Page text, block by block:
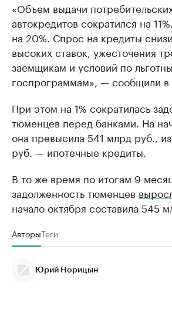
«Объем выдачи
автокредитов сократился на
на 20%. Спрос на кредиты
высоких ставок, ужесточения
заемщикам и условий по
госпрограммам», — сообщили в
При этом на 1% сократилась
тюменцев перед банками. На
она превысила 541 млрд руб.,
руб. — ипотечные кредиты.
В то же время по итогам 9
задолженность тюменцев
начало октября составила 545
АвторыТеги
Юрий Норицын